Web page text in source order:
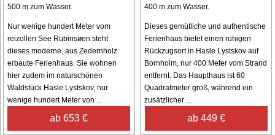
500 m zum Wasser.
Nur wenige hundert Meter vom
reizollen See Rubinsøen steht
dieses moderne, aus Zedernholz
erbaute Ferienhaus. Sie wohnen
hier zudem im naturschönen
Waldstück Hasle Lystskov, nur
wenige hundert Meter von ...
ab 653 €
400 m zum Wasser.
Dieses gemütliche und authentische
Ferienhaus bietet einen ruhigen
Rückzugsort in Hasle Lystskov auf
Bornholm, nur 400 Meter vom Strand
entfernt. Das Haupthaus ist 60
Quadratmeter groß, während ein
zusätzlicher ...
ab 449 €